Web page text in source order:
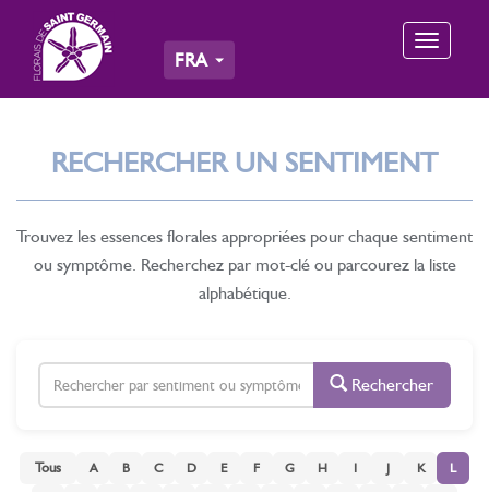
Toggle
FRA
RECHERCHER UN SENTIMENT
Trouvez les essences florales appropriées pour chaque sentiment
ou symptôme. Recherchez par mot-clé ou parcourez la liste
alphabétique.
Rechercher
Tous A B C D E F G H I J K L